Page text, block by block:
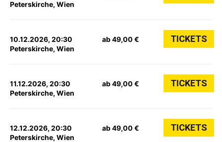
Peterskirche, Wien
10.12.2026, 20:30
Peterskirche, Wien
ab 49,00 € TICKETS
11.12.2026, 20:30
Peterskirche, Wien
ab 49,00 € TICKETS
12.12.2026, 20:30
Peterskirche, Wien
ab 49,00 € TICKETS